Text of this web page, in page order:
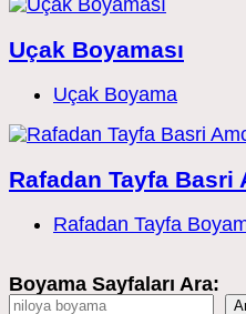
Uçak Boyaması
Post
Uçak Boyama
Rafadan Tayfa Basri
Post
Rafadan Tayfa
Boyama Sayfaları Ara: